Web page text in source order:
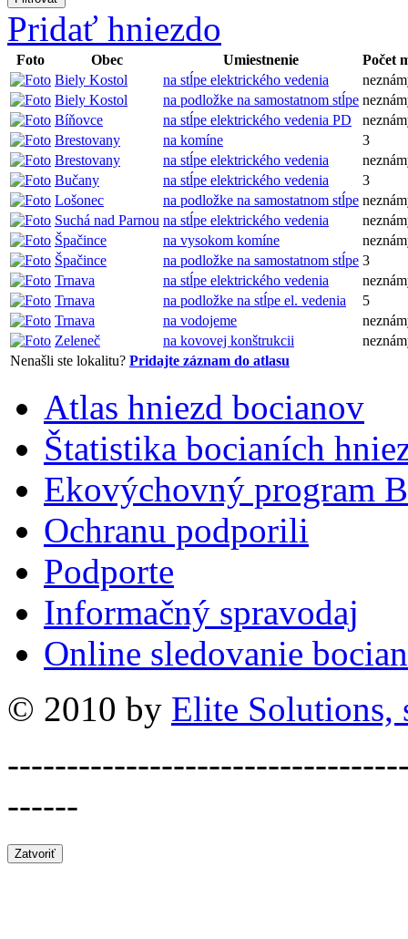
Pridať hniezdo
Foto Obec Umiestnenie
Počet
Biely Kostol
na stĺpe elektrického vedenia
Biely Kostol
na podložke na samostatnom stĺpe
Bíňovce
na stĺpe elektrického vedenia PD
Brestovany
na komíne
3
Brestovany
na stĺpe elektrického vedenia
Bučany
na stĺpe elektrického vedenia
3
Lošonec
na podložke na samostatnom stĺpe
Suchá nad Parnou na stĺpe elektrického vedenia
Špačince
na vysokom komíne
Špačince
na podložke na samostatnom stĺpe 3
Trnava
na stĺpe elektrického vedenia
Trnava
na podložke na stĺpe el. vedenia
5
Trnava
na vodojeme
Zeleneč
na kovovej konštrukcii
Nenašli ste lokalitu? Pridajte záznam do atlasu
Atlas hniezd bocianov
Štatistika bocianích
Ekovýchovný program
Ochranu podporili
Podporte
Informačný spravodaj
Online sledovanie
© 2010 by Elite Solutions,
------